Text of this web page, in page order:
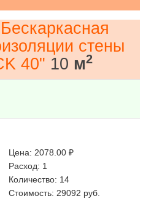
Бескаркасная
стены
40" 10 м2
Цена: 2078.00 ₽
Расход: 1
Количество: 14
Стоимость: 29092 руб.